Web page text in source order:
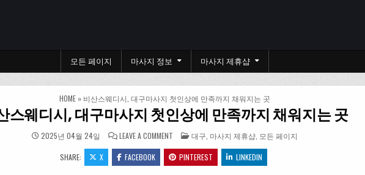
모든 페이지 마사지 정보 마사지 제휴샵
HOME» 비산스웨디시, 대구마사지 첫인상에 만족까지 채워지는 곳
스웨디시, 대구마사지 첫인상에 만족까지 채워지는 곳
2025년 04월 24일 LEAVE A COMMENTON 비산스웨디시, 대구마사지 첫인상에 만족까지 채워지는 곳
POSTED IN
대구 마사지 제휴샵, 모든 페이지
SHARE: X FACEBOOK PINTEREST LINKEDIN